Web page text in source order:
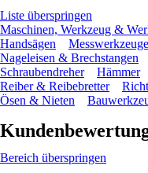
Liste überspringen
Maschinen, Werkzeug &
Handsägen
Messwerkzeuge
Nageleisen & Brechstangen
Schraubendreher
Hämmer
Reiber & Reibebretter
Ösen & Nieten
Bereich überspringen